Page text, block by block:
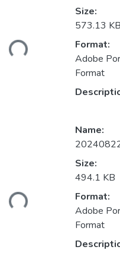
Loading...
Size:
573.13 KB
Format:
Adobe
Format
Loading...
Name:
Size:
494.1 KB
Format:
Adobe
Format